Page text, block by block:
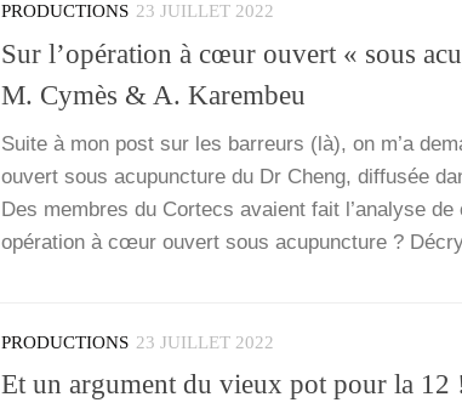
PRODUCTIONS 23 JUILLET 2022
Sur l’opération à cœur ouvert « sous
M. Cymès & A. Karembeu
Suite à mon post sur les bar­reurs (là), on m’a
ouvert sous acu­punc­ture du Dr Cheng, dif­fu­sée
Des membres du Cor­tecs avaient fait l’a­na­lyse
opé­ra­tion à cœur ouvert sous acu­punc­ture ?
PRODUCTIONS 23 JUILLET 2022
Et un argument du vieux pot pour la 12